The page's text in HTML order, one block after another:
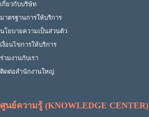
เกี่ยวกับบริษัท
มาตรฐานการให้บริการ
นโยบายความเป็นส่วนตัว
เงื่อนไขการให้บริการ
ร่วมงานกับเรา
ติดต่อสำนักงานใหญ่
ศูนย์ความรู้ (KNOWLEDGE CENTER)